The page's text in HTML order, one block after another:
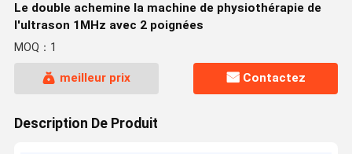
Le double achemine la machine de physiothérapie de
l'ultrason 1MHz avec 2 poignées
MOQ：1
meilleur prix Contactez
Description De Produit